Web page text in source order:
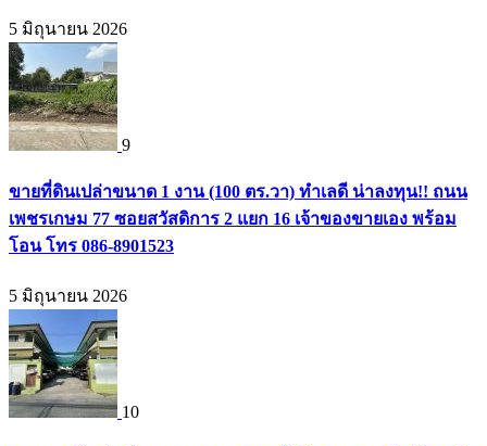
5 มิถุนายน 2026
9
ขายที่ดินเปล่าขนาด 1 งาน (100 ตร.วา) ทำเลดี น่าลงทุน!! ถนน
เพชรเกษม 77 ซอยสวัสดิการ 2 แยก 16 เจ้าของขายเอง พร้อม
โอน โทร 086-8901523
5 มิถุนายน 2026
10